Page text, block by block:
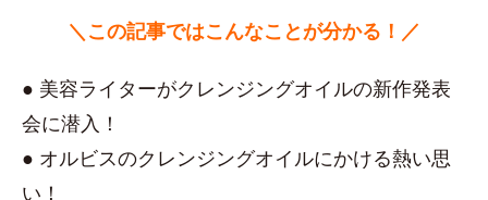
＼この記事ではこんなことが分かる！／
● 美容ライターがクレンジングオイルの新作発表
会に潜入！
● オルビスのクレンジングオイルにかける熱い思
い！